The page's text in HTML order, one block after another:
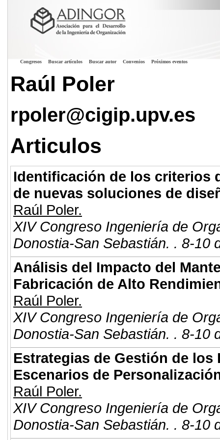
Congresos Buscar artículos Buscar autor Convenios Próximos eventos
Raúl Poler
rpoler@cigip.upv.es
Articulos
Identificación de los criterios
de nuevas soluciones de
Raúl Poler.
XIV Congreso Ingeniería de
Donostia-San Sebastián. . 8-10
Análisis del Impacto del
Fabricación de Alto
Raúl Poler.
XIV Congreso Ingeniería de
Donostia-San Sebastián. . 8-10
Estrategias de Gestión de
Escenarios de
Raúl Poler.
XIV Congreso Ingeniería de
Donostia-San Sebastián. . 8-10